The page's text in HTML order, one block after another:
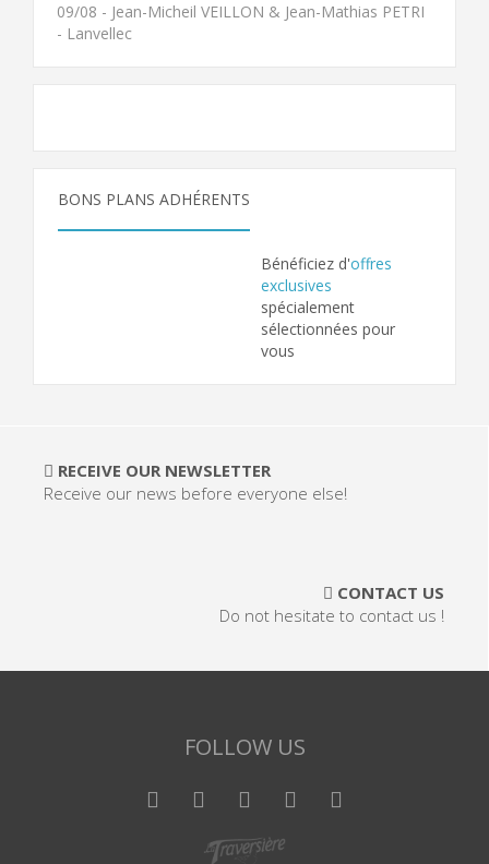
09/08 - Jean-Micheil VEILLON & Jean-Mathias PETRI
- Lanvellec
BONS PLANS ADHÉRENTS
Bénéficiez d'offres
exclusives
spécialement
sélectionnées pour
vous
RECEIVE OUR NEWSLETTER
Receive our news before everyone else!
CONTACT US
Do not hesitate to contact us !
FOLLOW US